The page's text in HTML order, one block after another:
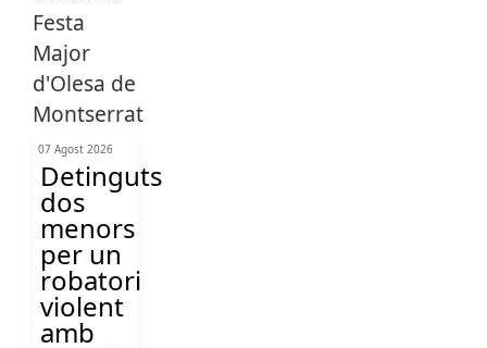
07 Agost 2026
Detinguts
dos
menors
per un
robatori
violent
amb